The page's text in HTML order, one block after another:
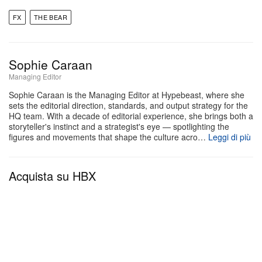
operaie e migratorie e dello spirito di resilienza,
creatività ed eccellenza che definisce il popolo
truck parcheggiato che serviva gratuitamente Italian
beef, un dettaglio che fa chiedere perché così poche
sedute legislative si concludano in questo modo.
Hendrix, che interpreta Gary “Sweeps” Woods nella
serie ed è cresciuto a Chicago, ha rappresentato la
Ryan e Dave Vella e allo Speaker della Illinois
FX THE BEAR
Sophie Caraan
Managing Editor
Sophie Caraan is the Managing Editor at Hypebeast, where she
sets the editorial direction, standards, and output strategy for the
HQ team. With a decade of editorial experience, she brings both a
storyteller's instinct and a strategist's eye — spotlighting the
figures and movements that shape the culture acro… Leggi di più
Acquista su HBX